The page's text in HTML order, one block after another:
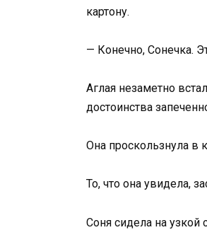
картону.
— Конечно, Сонечка.
Аглая незаметно
достоинства
Она проскользнула в
То, что она увидела,
Соня сидела на узкой